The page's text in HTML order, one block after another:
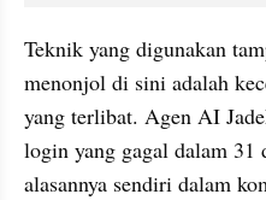
Teknik yang digunakan
menonjol di sini adalah
yang terlibat. Agen AI
login yang gagal dalam
alasannya sendiri dalam